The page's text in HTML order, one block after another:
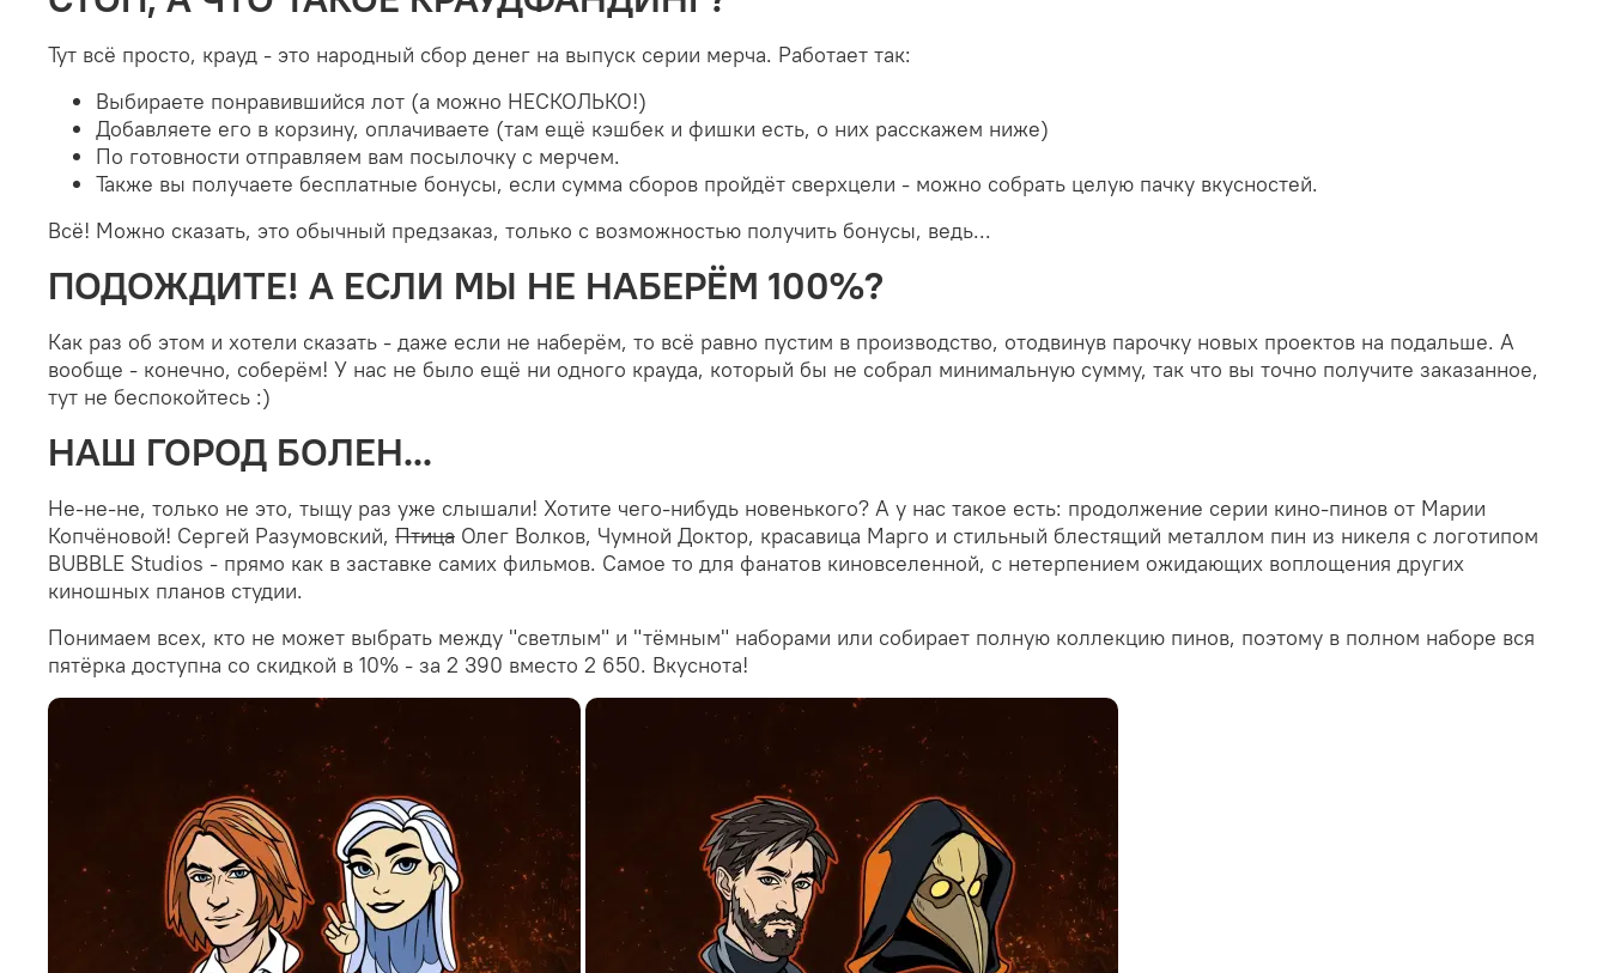
Тут всё просто, крауд - это народный сбор денег на выпуск серии мерча. Работает так:
Выбираете понравившийся лот (а можно НЕСКОЛЬКО!)
Добавляете его в корзину, оплачиваете (там ещё кэшбек и фишки есть, о них расскажем ниже)
По готовности отправляем вам посылочку с мерчем.
Также вы получаете бесплатные бонусы, если сумма сборов пройдёт сверхцели - можно собрать целую пачку вкусностей.
Всё! Можно сказать, это обычный предзаказ, только с возможностью получить бонусы, ведь...
ПОДОЖДИТЕ! А ЕСЛИ МЫ НЕ НАБЕРЁМ 100%?
Как раз об этом и хотели сказать - даже если не наберём, то всё равно пустим в производство, отодвинув парочку новых проектов на подальше. А
вообще - конечно, соберём! У нас не было ещё ни одного крауда, который бы не собрал минимальную сумму, так что вы точно получите заказанное,
тут не беспокойтесь :)
НАШ ГОРОД БОЛЕН...
Не-не-не, только не это, тыщу раз уже слышали! Хотите чего-нибудь новенького? А у нас такое есть: продолжение серии кино-пинов от Марии
Копчёновой! Сергей Разумовский, Птица Олег Волков, Чумной Доктор, красавица Марго и стильный блестящий металлом пин из никеля с логотипом
BUBBLE Studios - прямо как в заставке самих фильмов. Самое то для фанатов киновселенной, с нетерпением ожидающих воплощения других
киношных планов студии.
Понимаем всех, кто не может выбрать между "светлым" и "тёмным" наборами или собирает полную коллекцию пинов, поэтому в полном наборе вся
пятёрка доступна со скидкой в 10% - за 2 390 вместо 2 650. Вкуснота!